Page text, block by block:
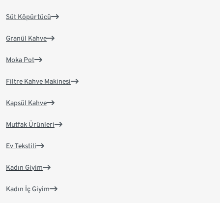
Süt Köpürtücü
Granül Kahve
Moka Pot
Filtre Kahve Makinesi
Kapsül Kahve
Mutfak Ürünleri
Ev Tekstili
Kadın Giyim
Kadın İç Giyim